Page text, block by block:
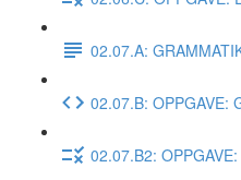
02.07.A:
02.07.B: OPPGAVE:
02.07.B2: